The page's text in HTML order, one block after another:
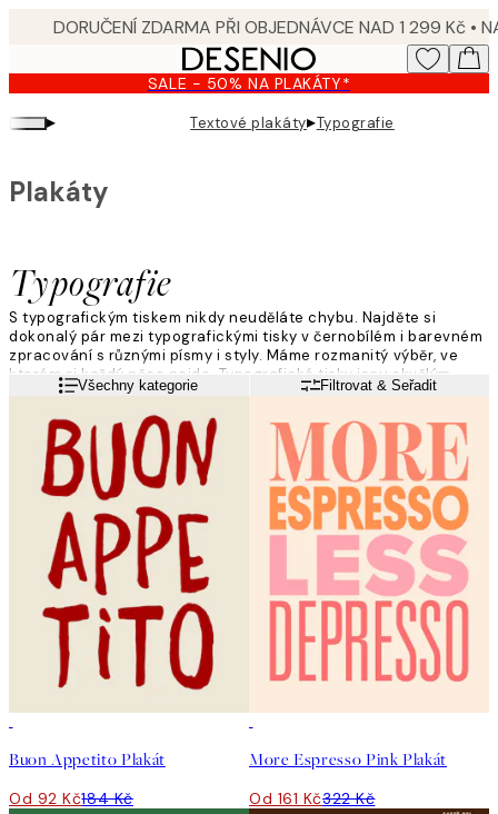
content.
SALE - 50% NA PLAKÁTY*
▸ Textové plakáty▸Typografie
Typografie
Plakáty
S typografickým tiskem nikdy neuděláte chybu. Najděte si
dokonalý pár mezi typografickými tisky v černobílém i barevném
zpracování s různými písmy i styly. Máme rozmanitý výběr, ve
kterém si každý něco najde. Typografické tisky jsou skvělým
designem, který ucelí vzhled vaší obrazové stěně a dodají jí
Přečtěte si víceVšechny kategorie Filtrovat & Seřadit
Buon Appetito Plakát
Od 92 Kč184 Kč
More Espresso Pink Plakát
Od 161 Kč322 Kč